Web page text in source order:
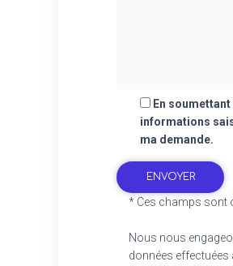
En
informations
ma demande.
* Ces champs sont
Nous nous
données effectuées